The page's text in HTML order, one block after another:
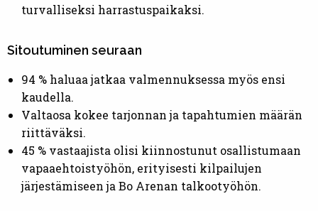
turvalliseksi harrastuspaikaksi.
Sitoutuminen seuraan
94 % haluaa jatkaa valmennuksessa myös ensi
kaudella.
Valtaosa kokee tarjonnan ja tapahtumien määrän
riittäväksi.
45 % vastaajista olisi kiinnostunut osallistumaan
vapaaehtoistyöhön, erityisesti kilpailujen
järjestämiseen ja Bo Arenan talkootyöhön.